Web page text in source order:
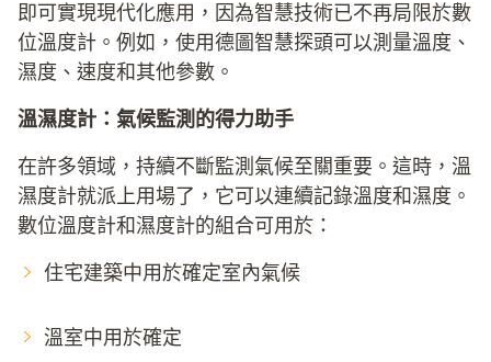
即可實現現代化應用，因為智慧技術已不再局限於數
位溫度計。例如，使用德圖智慧探頭可以測量溫度、
濕度、速度和其他參數。
溫濕度計：氣候監測的得力助手
在許多領域，持續不斷監測氣候至關重要。這時，溫
濕度計就派上用場了，它可以連續記錄溫度和濕度。
數位溫度計和濕度計的組合可用於：
住宅建築中用於確定室內氣候
溫室中用於確定